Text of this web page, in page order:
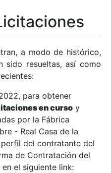
a modo de histórico,
sido resueltas, así como
para obtener
en curso y
por la Fábrica
- Real Casa de la
del contratante del
de Contratación del
el siguiente link: